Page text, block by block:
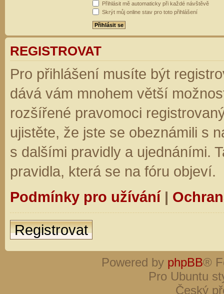
Přihlásit mě automaticky při každé návštěvě
Skrýt můj online stav pro toto přihlášení
REGISTROVAT
Pro přihlášení musíte být
dává vám mnohem větší
rozšířené pravomoci
ujistěte, že jste se obeznámili s
s dalšími pravidly a ujednáními.
pravidla, která se na fóru objeví.
Podmínky pro užívání|
Registrovat
Powered by phpBB®
Pro Ubuntu
Český